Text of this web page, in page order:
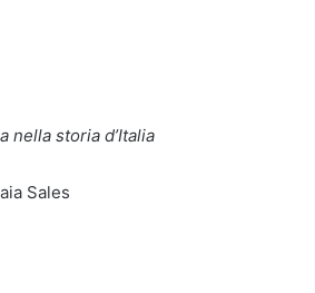
nella storia d’Italia
Sales